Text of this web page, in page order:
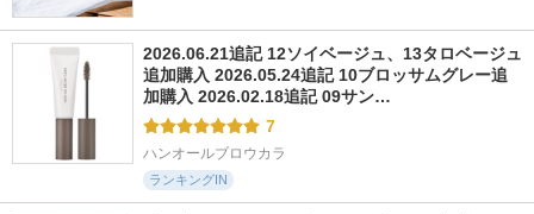
2026.06.21追記 12ソイベージュ、13タロベージュ
追加購入 2026.05.24追記 10ブロッサムグレー追
加購入 2026.02.18追記 09サン…
7
ハンオールブロウカラ
ランキングIN